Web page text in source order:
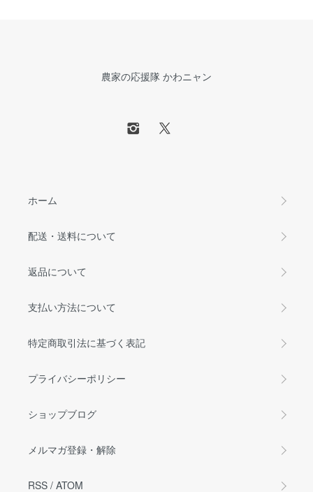
農家の応援隊 かわニャン
ホーム
配送・送料について
返品について
支払い方法について
特定商取引法に基づく表記
プライバシーポリシー
ショップブログ
メルマガ登録・解除
RSS / ATOM